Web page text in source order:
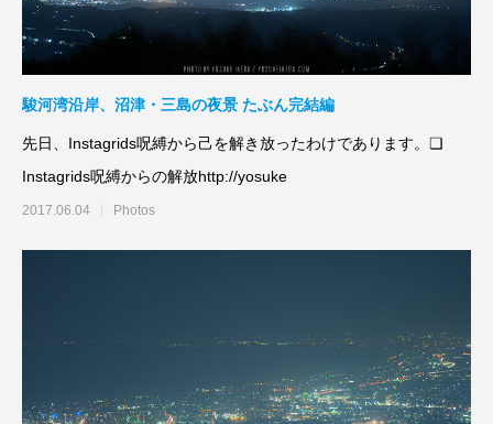
駿河湾沿岸、沼津・三島の夜景 たぶん完結編
先日、Instagrids呪縛から己を解き放ったわけであります。❏
Instagrids呪縛からの解放http://yosuke
2017.06.04 Photos